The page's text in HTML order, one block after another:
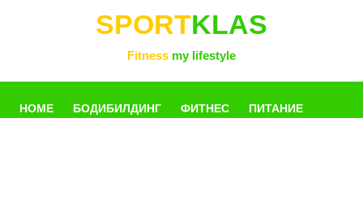
SPORTKLAS
Fitness my lifestyle
HOME БОДИБИЛДИНГ ФИТНЕС ПИТАНИЕ